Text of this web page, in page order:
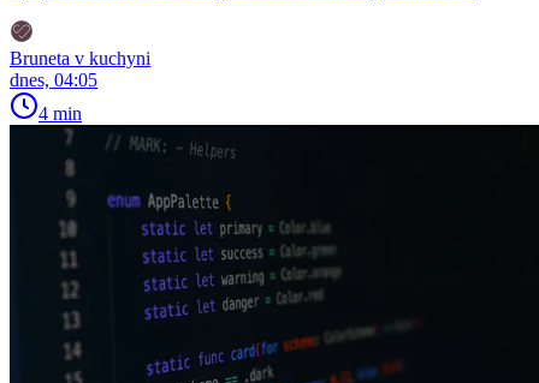
Bruneta v kuchyni
dnes, 04:05
4 min